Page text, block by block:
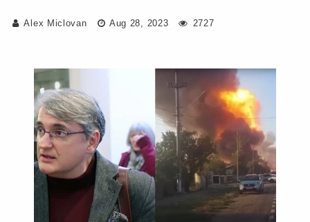
Alex Miclovan Aug 28, 2023 2727